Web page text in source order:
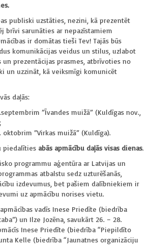
publiski uzstāties, nezini, kā prezentēt
brīvi sarunāties ar nepazīstamiem
ir domātas tieši Tev! Tajās būs
komunikācijas veidus un stilus, uzlabot
un prezentācijas prasmes, atbrīvoties no
un uzzināt, kā veiksmīgi komunicēt
daļās:
”Īvandes muižā” (Kuldīgas nov.,
oktobrim ”Virkas muižā” (Kuldīga).
piedalīties abās apmācību daļās visas dienas.
programmu aģentūra ar Latvijas un
atbalstu sedz uzturēšanās,
izdevumus, bet pašiem dalībniekiem ir
uz apmācību norises vietu.
vadīs Inese Priedīte (biedrība
un Ilze Jozēna, savukārt 26. – 28.
Inese Priedīte (biedrība “Piepildīto
Kelle (biedrība “Jaunatnes organizāciju